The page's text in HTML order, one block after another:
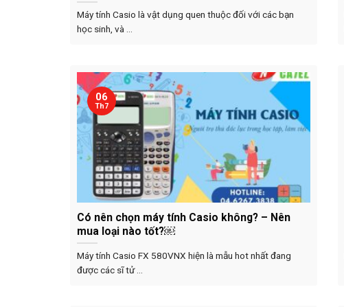
Máy tính Casio là vật dụng quen thuộc đối với các bạn
học sinh, và ...
Có nên chọn máy tính Casio không? – Nên
mua loại nào tốt?￼
Máy tính Casio FX 580VNX hiện là mẫu hot nhất đang
được các sĩ tử ...
06
Th7